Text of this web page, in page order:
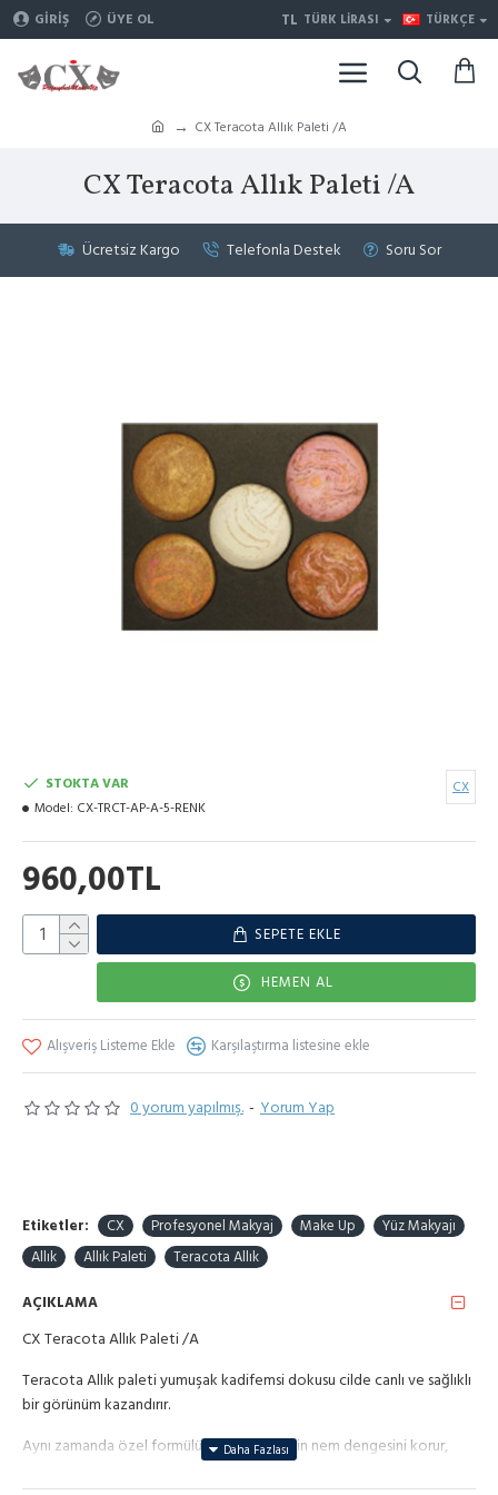
GIRIŞ ÜYE OL TL TÜRK LIRASI TÜRKÇE
CX Teracota Allık Paleti /A
CX Teracota Allık Paleti /A
Ücretsiz Kargo Telefonla Destek Soru Sor
0 yorum yapılmış. - Yorum Yap
960,00TL
STOKTA VAR
Model: CX-TRCT-AP-A-5-RENK
CX
SEPETE EKLE
HEMEN AL
Alışveriş Listeme Ekle Karşılaştırma listesine ekle
Etiketler: CX Profesyonel Makyaj Make Up
Yüz Makyajı
Allık
Allık Paleti Teracota Allık
AÇIKLAMA
CX Teracota Allık Paleti /A
Teracota Allık paleti yumuşak kadifemsi dokusu cilde canlı ve sağlıklı
bir görünüm kazandırır.
Aynı zamanda özel formülü sayesinde cildin nem dengesini korur,